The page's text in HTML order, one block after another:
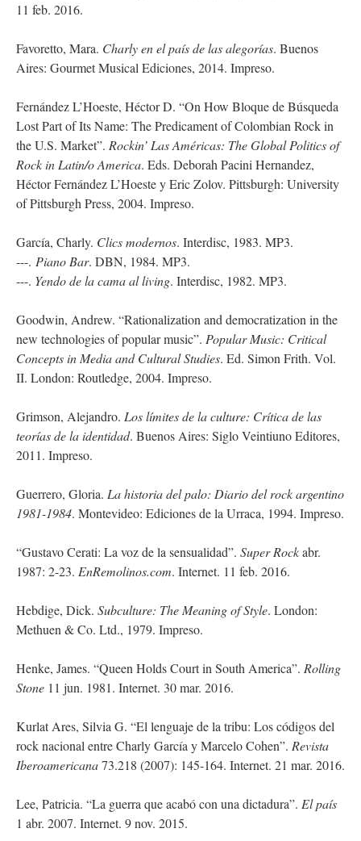
11 feb. 2016.
Favoretto, Mara. Charly en el país de las alegorías. Buenos
Aires: Gourmet Musical Ediciones, 2014. Impreso.
Fernández L’Hoeste, Héctor D. “On How Bloque de Búsqueda
Lost Part of Its Name: The Predicament of Colombian Rock in
the U.S. Market”. Rockin’ Las Américas: The Global Politics of
Rock in Latin/o America. Eds. Deborah Pacini Hernandez,
Héctor Fernández L’Hoeste y Eric Zolov. Pittsburgh: University
of Pittsburgh Press, 2004. Impreso.
García, Charly. Clics modernos. Interdisc, 1983. MP3.
---. Piano Bar. DBN, 1984. MP3.
---. Yendo de la cama al living. Interdisc, 1982. MP3.
Goodwin, Andrew. “Rationalization and democratization in the
new technologies of popular music”. Popular Music: Critical
Concepts in Media and Cultural Studies. Ed. Simon Frith. Vol.
II. London: Routledge, 2004. Impreso.
Grimson, Alejandro. Los límites de la culture: Crítica de las
teorías de la identidad. Buenos Aires: Siglo Veintiuno Editores,
2011. Impreso.
Guerrero, Gloria. La historia del palo: Diario del rock argentino
1981-1984. Montevideo: Ediciones de la Urraca, 1994. Impreso.
“Gustavo Cerati: La voz de la sensualidad”. Super Rockabr.
1987: 2-23. EnRemolinos.com. Internet. 11 feb. 2016.
Hebdige, Dick. Subculture: The Meaning of Style. London:
Methuen & Co. Ltd., 1979. Impreso.
Henke, James. “Queen Holds Court in South America”. Rolling
Stone 11 jun. 1981. Internet. 30 mar. 2016.
Kurlat Ares, Silvia G. “El lenguaje de la tribu: Los códigos del
rock nacional entre Charly García y Marcelo Cohen”. Revista
Iberoamericana73.218 (2007): 145-164. Internet. 21 mar. 2016.
Lee, Patricia. “La guerra que acabó con una dictadura”. El país
1 abr. 2007. Internet. 9 nov. 2015.